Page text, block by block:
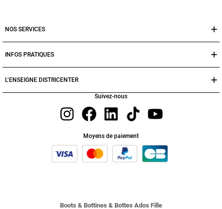
Boots & Bottines & Bottes Ados Fille
NOS SERVICES
INFOS PRATIQUES
L’ENSEIGNE DISTRICENTER
Suivez-nous
Moyens de paiement